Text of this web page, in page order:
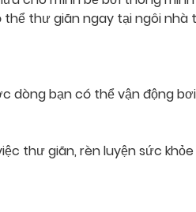
thư giãn ngay tại ngôi nhà
dòng bạn có thể vận động
thư giãn, rèn luyện sức